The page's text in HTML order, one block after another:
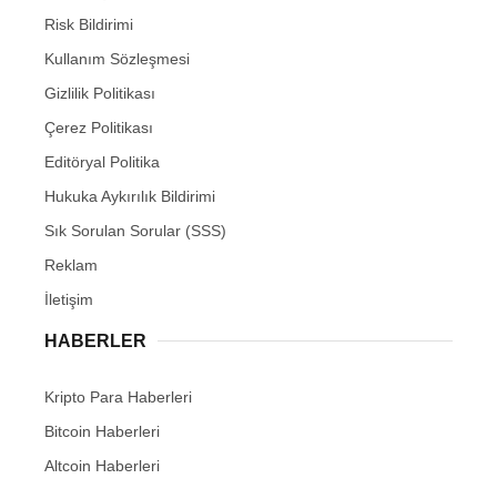
Risk Bildirimi
Kullanım Sözleşmesi
Gizlilik Politikası
Çerez Politikası
Editöryal Politika
Hukuka Aykırılık Bildirimi
Sık Sorulan Sorular (SSS)
Reklam
İletişim
HABERLER
Kripto Para Haberleri
Bitcoin Haberleri
Altcoin Haberleri